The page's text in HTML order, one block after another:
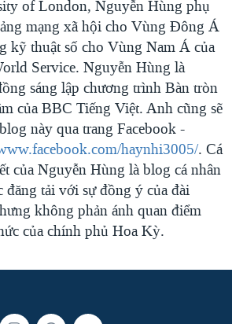
of London, Nguyễn Hùng phụ
mạng xã hội cho Vùng Đông Á
kỹ thuật số cho Vùng Nam Á của
Service. Nguyễn Hùng là
sáng lập chương trình Bàn tròn
của BBC Tiếng Việt. Anh cũng sẽ
này qua trang Facebook -
haynhi3005/. Cá
của Nguyễn Hùng là blog cá nhân
đăng tải với sự đồng ý của đài
không phản ánh quan điểm
của chính phủ Hoa Kỳ.